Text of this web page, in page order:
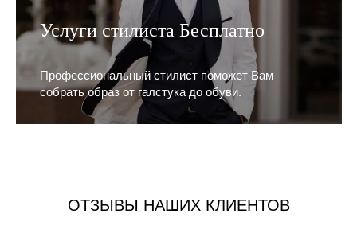
Услуги стилиста Бесплатно
Профессиональный стилист поможет Вам
собрать образ от галстука до обуви.
ОТЗЫВЫ НАШИХ КЛИЕНТОВ